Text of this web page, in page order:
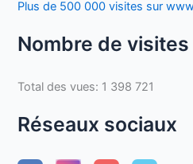
Plus de 500 000 visites sur
Nombre de visites
Total des vues: 1 398 721
Réseaux sociaux